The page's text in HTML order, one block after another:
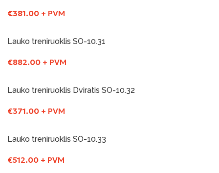
€381.00 + PVM
Lauko treniruoklis SO-10.31
€882.00 + PVM
Lauko treniruoklis Dviratis SO-10.32
€371.00 + PVM
Lauko treniruoklis SO-10.33
€512.00 + PVM